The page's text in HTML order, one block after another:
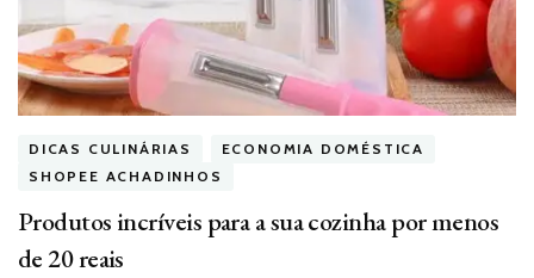
DICAS CULINÁRIAS
ECONOMIA DOMÉSTICA
SHOPEE ACHADINHOS
Produtos incríveis para a sua cozinha por menos
de 20 reais